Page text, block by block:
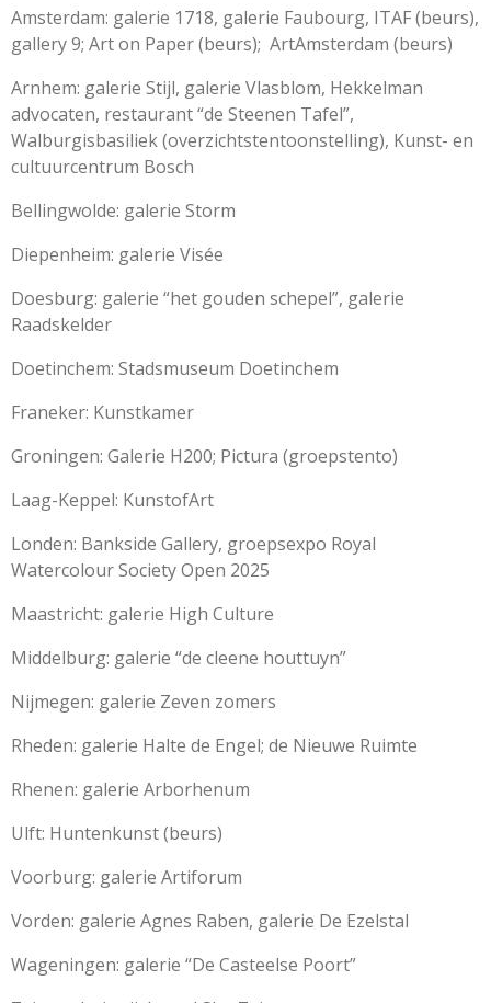
Amsterdam: galerie 1718, galerie Faubourg, ITAF (beurs),
gallery 9; Art on Paper (beurs); ArtAmsterdam (beurs)
Arnhem: galerie Stijl, galerie Vlasblom, Hekkelman
advocaten, restaurant “de Steenen Tafel”,
Walburgisbasiliek (overzichtstentoonstelling), Kunst- en
cultuurcentrum Bosch
Bellingwolde: galerie Storm
Diepenheim: galerie Visée
Doesburg: galerie “het gouden schepel”, galerie
Raadskelder
Doetinchem: Stadsmuseum Doetinchem
Franeker: Kunstkamer
Groningen: Galerie H200; Pictura (groepstento)
Laag-Keppel: KunstofArt
Londen: Bankside Gallery, groepsexpo Royal
Watercolour Society Open 2025
Maastricht: galerie High Culture
Middelburg: galerie “de cleene houttuyn”
Nijmegen: galerie Zeven zomers
Rheden: galerie Halte de Engel; de Nieuwe Ruimte
Rhenen: galerie Arborhenum
Ulft: Huntenkunst (beurs)
Voorburg: galerie Artiforum
Vorden: galerie Agnes Raben, galerie De Ezelstal
Wageningen: galerie “De Casteelse Poort”